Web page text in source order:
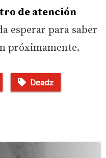
de atención
esperar para saber
próximamente.
Deadz